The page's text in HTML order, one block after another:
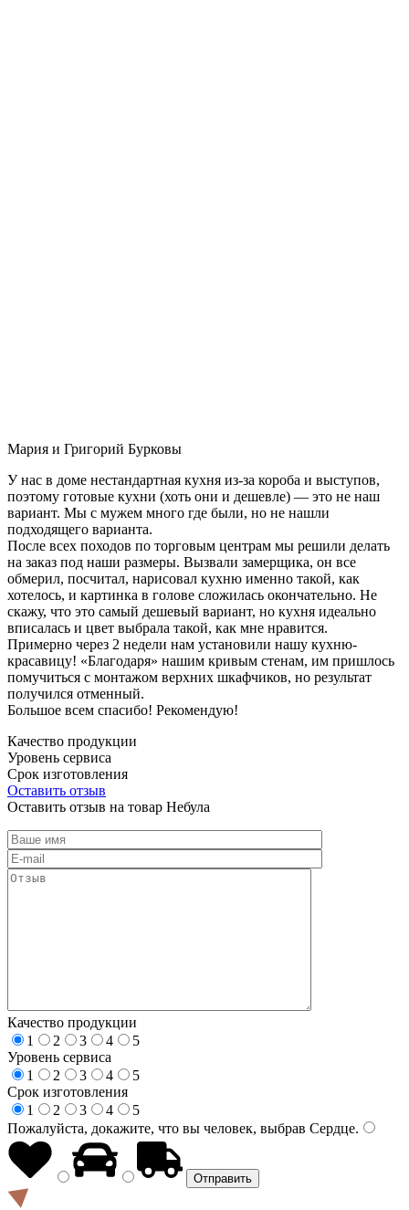
Мария и Григорий Бурковы
У нас в доме нестандартная кухня из-за короба и выступов,
поэтому готовые кухни (хоть они и дешевле) — это не наш
вариант. Мы с мужем много где были, но не нашли
подходящего варианта.
После всех походов по торговым центрам мы решили делать
на заказ под наши размеры. Вызвали замерщика, он все
обмерил, посчитал, нарисовал кухню именно такой, как
хотелось, и картинка в голове сложилась окончательно. Не
скажу, что это самый дешевый вариант, но кухня идеально
вписалась и цвет выбрала такой, как мне нравится.
Примерно через 2 недели нам установили нашу кухню-
красавицу! «Благодаря» нашим кривым стенам, им пришлось
помучиться с монтажом верхних шкафчиков, но результат
получился отменный.
Большое всем спасибо! Рекомендую!
Качество продукции
Уровень сервиса
Срок изготовления
Оставить отзыв
Оставить отзыв на товар Небула
Качество продукции
1
2 3 4
5
Уровень сервиса
1
2 3 4
5
Срок изготовления
1
2 3 4
5
Пожалуйста, докажите, что вы человек, выбрав Сердце.